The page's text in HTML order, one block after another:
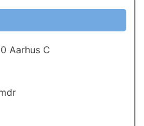
Aarhus C